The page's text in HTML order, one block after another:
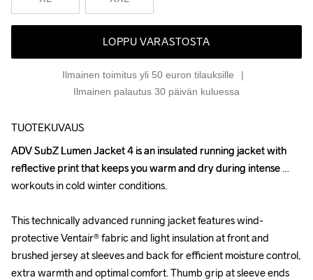
LOPPU VARASTOSTA
Ilmainen toimitus yli 50 euron tilauksille
Ilmainen palautus 30 päivän kuluessa
TUOTEKUVAUS
ADV SubZ Lumen Jacket 4 is an insulated running jacket with
reflective print that keeps you warm and dry during intense
workouts in cold winter conditions.
This technically advanced running jacket features wind-
protective Ventair® fabric and light insulation at front and
brushed jersey at sleeves and back for efficient moisture control,
extra warmth and optimal comfort. Thumb grip at sleeve ends
ADV SubZ Lumen Jacket 4 is an insulated running jacket with
reflective print that keeps you warm and dry during intense
workouts in cold winter conditions.
This technically advanced running jacket features wind-
protective Ventair® fabric and light insulation at front and
brushed jersey at sleeves and back for efficient moisture control,
extra warmth and optimal comfort. Thumb grip at sleeve ends